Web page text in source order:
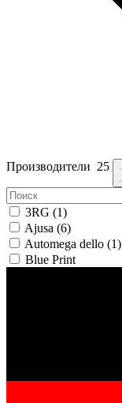
Производители 25
3RG (1)
Ajusa (6)
Automega dello (1)
Blue Print